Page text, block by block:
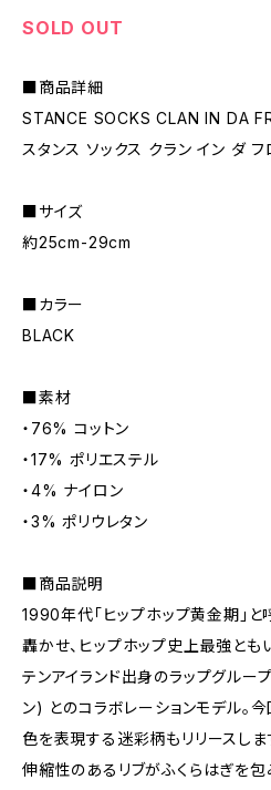
SOLD OUT
■商品詳細
STANCE SOCKS CLAN IN DA
スタンス ソックス クラン イン ダ
■サイズ
約25cm-29cm
■カラー
BLACK
■素材
・76% コットン
・17% ポリエステル
・4% ナイロン
・3% ポリウレタン
■商品説明
1990年代「ヒップホップ黄金期」
轟かせ、ヒップホップ史上最強と
テンアイランド出身のラップグルー
ン) とのコラボレーションモデル。
色を表現する迷彩柄もリリースしま
伸縮性のあるリブがふくらはぎを包